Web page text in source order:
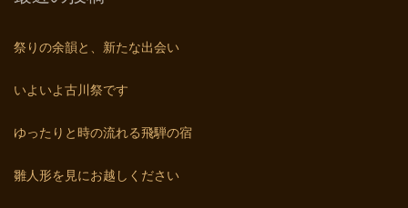
祭りの余韻と、新たな出会い
いよいよ古川祭です
ゆったりと時の流れる飛騨の宿
雛人形を見にお越しください